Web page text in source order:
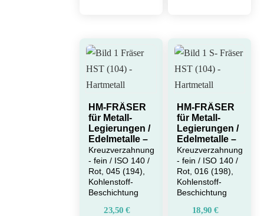
HM-FRÄSER
für Metall-
Legierungen /
Edelmetalle –
Kreuzverzahnung
- fein / ISO 140 /
Rot, 045 (194),
Kohlenstoff-
Beschichtung
23,50€
HM-FRÄSER
für Metall-
Legierungen /
Edelmetalle –
Kreuzverzahnung
- fein / ISO 140 /
Rot, 016 (198),
Kohlenstoff-
Beschichtung
18,90€